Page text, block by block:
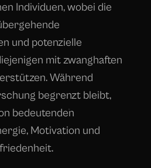
Individuen, wobei die
und potenzielle
mit zwanghaften
Während
begrenzt bleibt,
bedeutenden
Motivation und